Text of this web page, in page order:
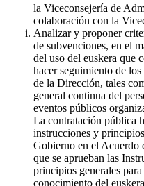
la Viceconsejería de
colaboración con la
Analizar y proponer
de subvenciones, en el
del uso del euskera que
hacer seguimiento de
de la Dirección, tales
general continua del
eventos públicos
La contratación pública
instrucciones y
Gobierno en el Acuerdo
que se aprueban las
principios generales
conocimiento del